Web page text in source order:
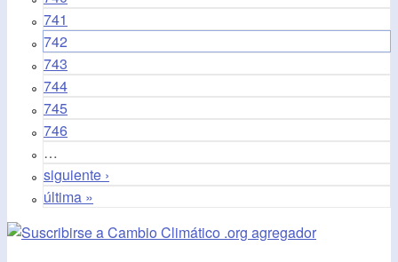
741
742
743
744
745
746
…
siguiente ›
última »